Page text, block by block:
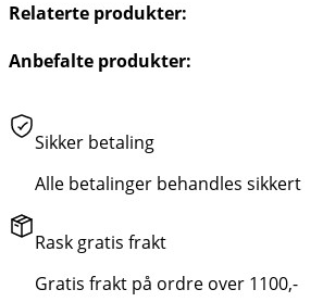
Relaterte produkter:
Anbefalte produkter:
Sikker betaling
Alle betalinger behandles sikkert
Rask gratis frakt
Gratis frakt på ordre over 1100,-